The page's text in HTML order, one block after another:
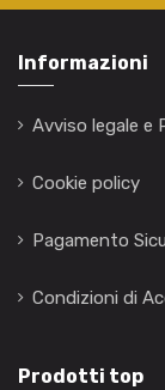
Informazioni
Avviso legale e
Cookie policy
Pagamento
Condizioni di
Prodotti top